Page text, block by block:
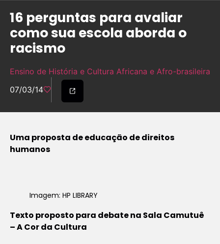
16 perguntas para avaliar
como sua escola aborda o
racismo
Ensino de História e Cultura Africana e Afro-brasileira
07/03/14
Uma proposta de educação de direitos
humanos
Imagem: HP LIBRARY
Texto proposto para debate na Sala Camutuê
– A Cor da Cultura